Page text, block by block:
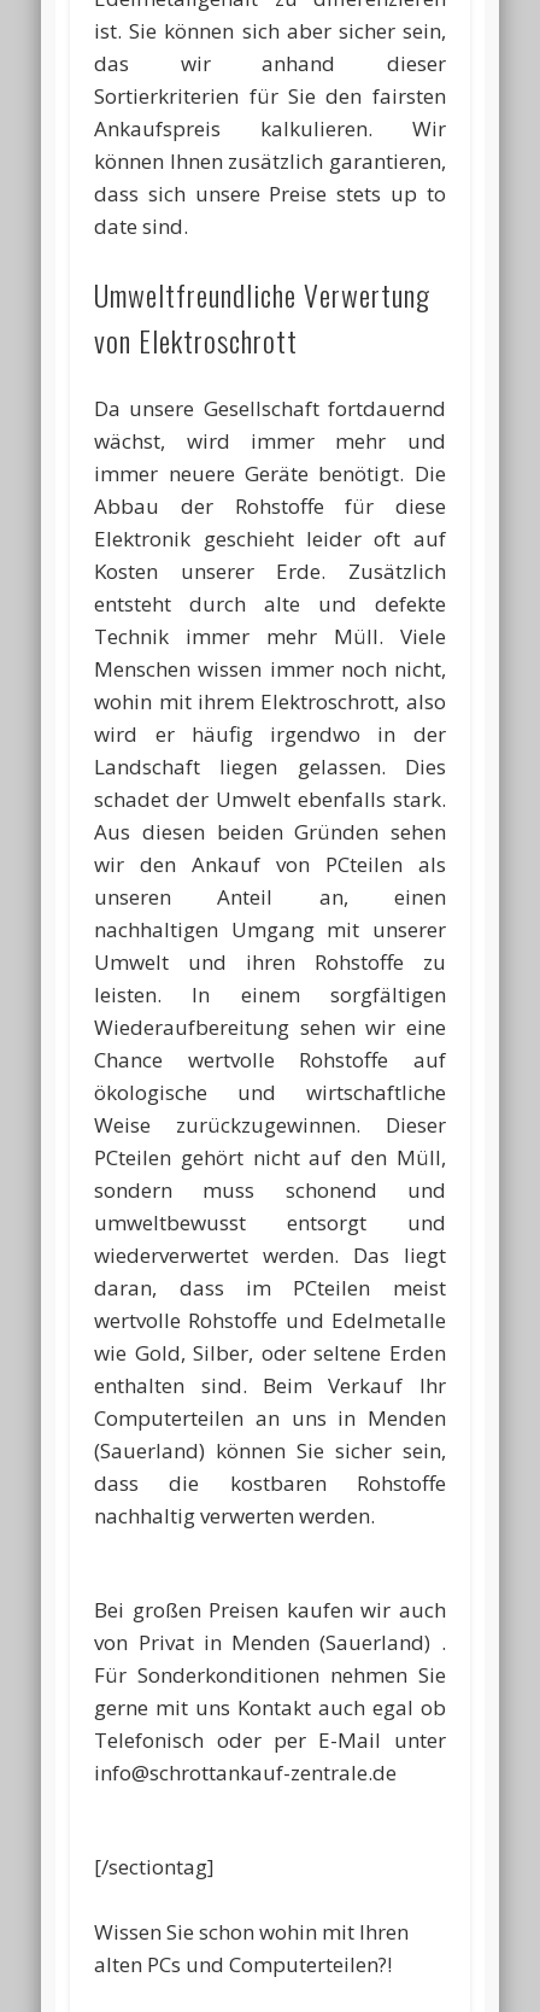
ist. Sie können sich aber sicher sein,
das wir anhand dieser
Sortierkriterien für Sie den fairsten
Ankaufspreis kalkulieren. Wir
können Ihnen zusätzlich garantieren,
dass sich unsere Preise stets up to
date sind.
Umweltfreundliche Verwertung
von Elektroschrott
Da unsere Gesellschaft fortdauernd
wächst, wird immer mehr und
immer neuere Geräte benötigt. Die
Abbau der Rohstoffe für diese
Elektronik geschieht leider oft auf
Kosten unserer Erde. Zusätzlich
entsteht durch alte und defekte
Technik immer mehr Müll. Viele
Menschen wissen immer noch nicht,
wohin mit ihrem Elektroschrott, also
wird er häufig irgendwo in der
Landschaft liegen gelassen. Dies
schadet der Umwelt ebenfalls stark.
Aus diesen beiden Gründen sehen
wir den Ankauf von PCteilen als
unseren Anteil an, einen
nachhaltigen Umgang mit unserer
Umwelt und ihren Rohstoffe zu
leisten. In einem sorgfältigen
Wiederaufbereitung sehen wir eine
Chance wertvolle Rohstoffe auf
ökologische und wirtschaftliche
Weise zurückzugewinnen. Dieser
PCteilen gehört nicht auf den Müll,
sondern muss schonend und
umweltbewusst entsorgt und
wiederverwertet werden. Das liegt
daran, dass im PCteilen meist
wertvolle Rohstoffe und Edelmetalle
wie Gold, Silber, oder seltene Erden
enthalten sind. Beim Verkauf Ihr
Computerteilen an uns in Menden
(Sauerland) können Sie sicher sein,
dass die kostbaren Rohstoffe
nachhaltig verwerten werden.
Bei großen Preisen kaufen wir auch
von Privat in Menden (Sauerland) .
Für Sonderkonditionen nehmen Sie
gerne mit uns Kontakt auch egal ob
Telefonisch oder per E-Mail unter
info@schrottankauf-zentrale.de
[/sectiontag]
Wissen Sie schon wohin mit Ihren
alten PCs und Computerteilen?!